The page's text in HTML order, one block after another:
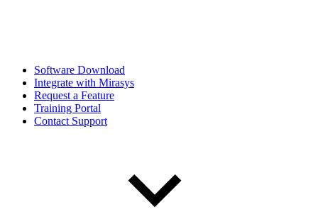
Software Download
Integrate with Mirasys
Request a Feature
Training Portal
Contact Support